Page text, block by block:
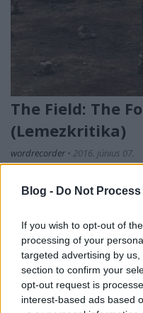
Blog - Do Not
If you wish to opt-out of
processing of your
targeted advertising by
section to confirm your
opt-out request is
interest-based ads based
The Field: The
(Lemezkritika)
wordrecorder • 2016. június 07.
The Field nevű,
megszokott
techno-hangzását.